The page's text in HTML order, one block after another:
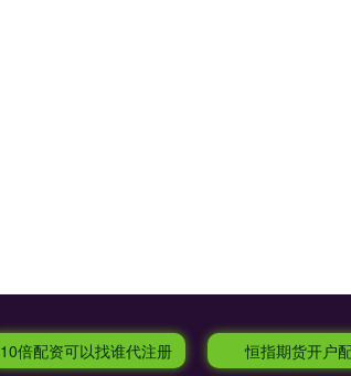
10倍配资可以找谁代注册 恒指期货开户